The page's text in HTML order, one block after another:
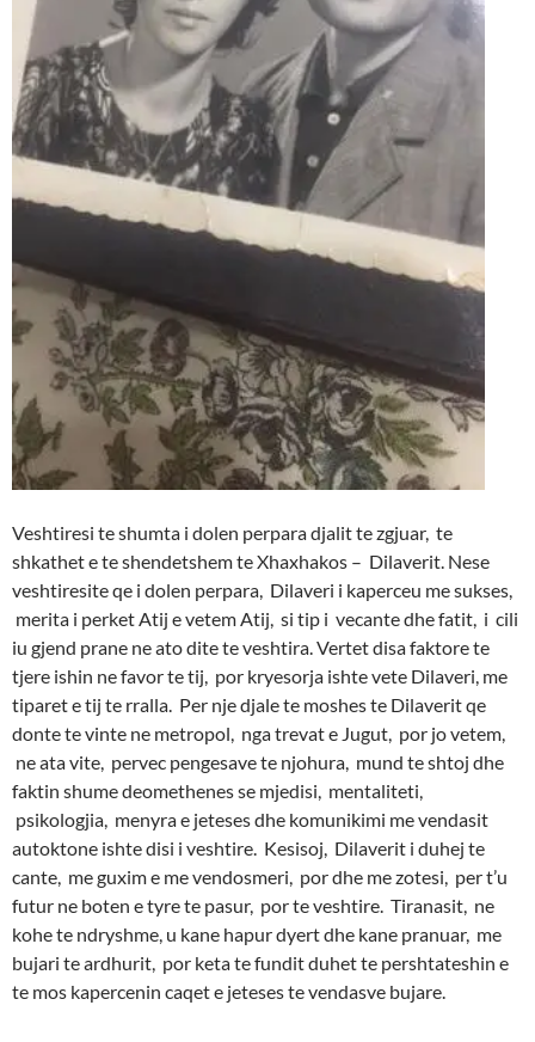
Veshtiresi te shumta i dolen perpara djalit te zgjuar, te
shkathet e te shendetshem te Xhaxhakos – Dilaverit. Nese
veshtiresite qe i dolen perpara, Dilaveri i kaperceu me sukses,
merita i perket Atij e vetem Atij, si tip i vecante dhe fatit, i cili
iu gjend prane ne ato dite te veshtira. Vertet disa faktore te
tjere ishin ne favor te tij, por kryesorja ishte vete Dilaveri, me
tiparet e tij te rralla. Per nje djale te moshes te Dilaverit qe
donte te vinte ne metropol, nga trevat e Jugut, por jo vetem,
ne ata vite, pervec pengesave te njohura, mund te shtoj dhe
faktin shume deomethenes se mjedisi, mentaliteti,
psikologjia, menyra e jeteses dhe komunikimi me vendasit
autoktone ishte disi i veshtire. Kesisoj, Dilaverit i duhej te
cante, me guxim e me vendosmeri, por dhe me zotesi, per t’u
futur ne boten e tyre te pasur, por te veshtire. Tiranasit, ne
kohe te ndryshme, u kane hapur dyert dhe kane pranuar, me
bujari te ardhurit, por keta te fundit duhet te pershtateshin e
te mos kapercenin caqet e jeteses te vendasve bujare.